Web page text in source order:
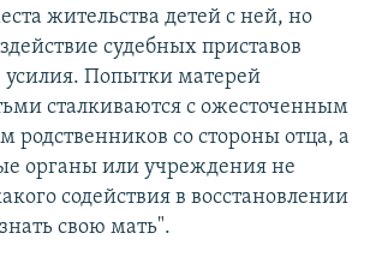
жительства детей с ней, но
судебных приставов
усилия. Попытки матерей
сталкиваются с ожесточенным
родственников со стороны отца, а
органы или учреждения не
содействия в восстановлении
свою мать".